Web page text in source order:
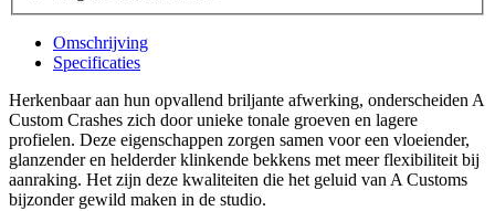
Omschrijving
Specificaties
Herkenbaar aan hun opvallend briljante afwerking, onderscheiden A
Custom Crashes zich door unieke tonale groeven en lagere
profielen. Deze eigenschappen zorgen samen voor een vloeiender,
glanzender en helderder klinkende bekkens met meer flexibiliteit bij
aanraking. Het zijn deze kwaliteiten die het geluid van A Customs
bijzonder gewild maken in de studio.